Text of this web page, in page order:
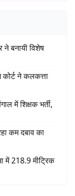
ने बनायी विशेष
कोर्ट ने कलकत्ता
में शिक्षक भर्ती,
कम दबाव का
में 218.9 मीट्रिक